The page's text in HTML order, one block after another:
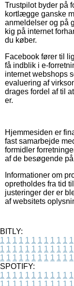
Trustpilot byder på
kortlægge ganske
anmeldelser og på
kig på internet
du køber.
Facebook fører til
få indblik i e-
internet webshops
evaluering af
drages fordel af til
er.
Hjemmesiden er
fast samarbejde
formidler
af de besøgende
Informationer om
opretholdes fra tid
justeringer der er
af websitets
BITLY:
1 1 1 1 1 1 1 1 1 1 1 1
1 1 1 1 1 1 1 1 1 1 1 1
1 1 1 1 1 1 1 1 1 1 1 1
SPOTIFY:
1 1 1 1 1 1 1 1 1 1 1 1
1 1 1 1 1 1 1 1 1 1 1 1